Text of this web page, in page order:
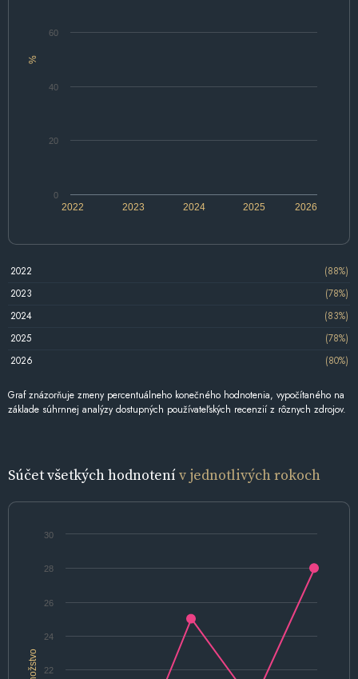
%
2022 2024 2026
2023 2025
0
20
40
60
2022
(88%)
2023
(78%)
2024
(83%)
2025
(78%)
2026
(80%)
Graf znázorňuje zmeny percentuálneho konečného hodnotenia, vypočítaného na
základe súhrnnej analýzy dostupných používateľských recenzií z rôznych zdrojov.
Súčet všetkých hodnotenív jednotlivých rokoch
Množstvo 22
24
26
28
30